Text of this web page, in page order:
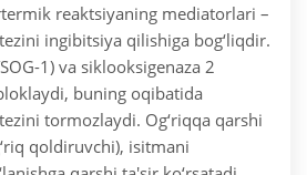
reaktsiyaning mediatorlari –
ingibitsiya qilishiga bog‘liqdir.
1) va siklooksigenaza 2
buning oqibatida
tormozlaydi. Og‘riqqa qarshi
qoldiruvchi), isitmani